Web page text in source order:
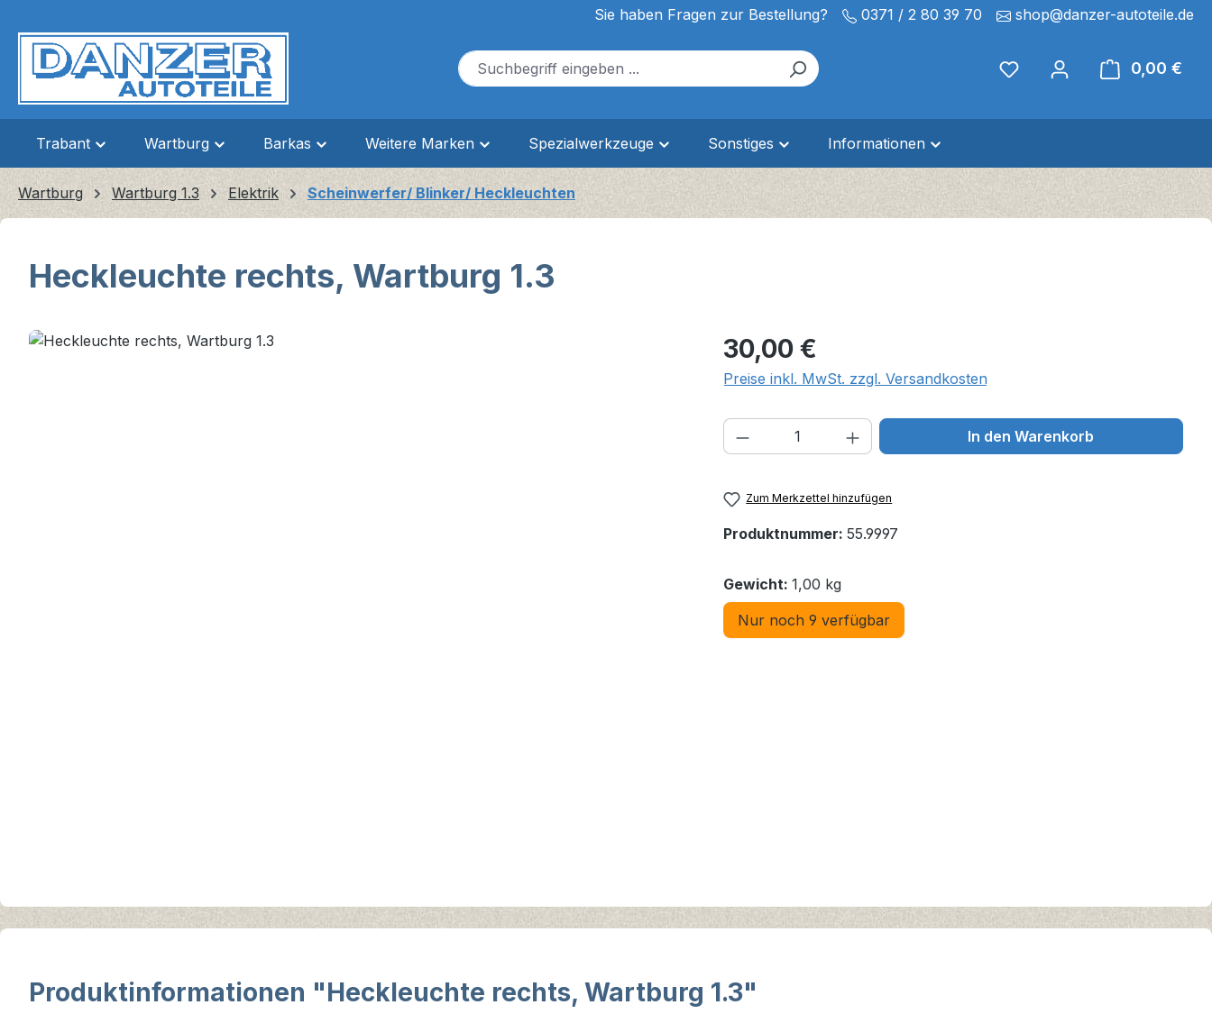
Sie haben Fragen zur Bestellung? 0371 / 2 80 39 70 shop@danzer-autoteile.de
0,00 €
Trabant Wartburg Barkas Weitere Marken Spezialwerkzeuge Sonstiges Informationen
Wartburg Wartburg 1.3 Elektrik Scheinwerfer/ Blinker/ Heckleuchten
Heckleuchte rechts, Wartburg 1.3
Bildergalerie überspringen Regulärer Preis:
30,00 €
Preise inkl. MwSt. zzgl. Versandkosten
Produkt Anzahl: Gib den gewünschten Wert
In den Warenkorb
Zum Merkzettel hinzufügen
Produktnummer: 55.9997
Gewicht: 1,00 kg
Nur noch 9 verfügbar
Produktinformationen "Heckleuchte rechts, Wartburg 1.3"